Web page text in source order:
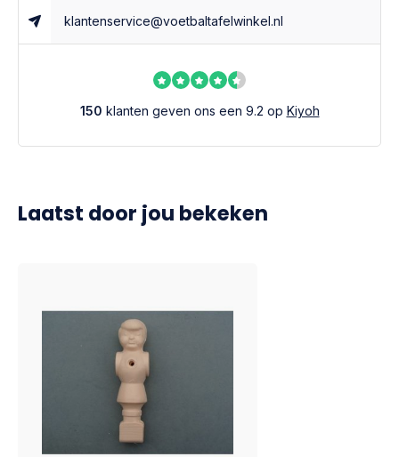
klantenservice@voetbaltafelwinkel.nl
150 klanten geven ons een 9.2 op Kiyoh
Laatst door jou bekeken